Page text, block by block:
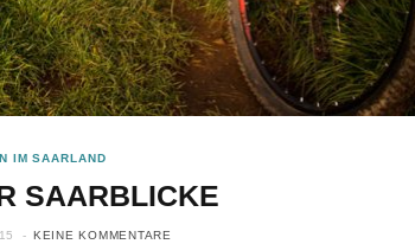
IM SAARLAND
SAARBLICKE
KEINE KOMMENTARE